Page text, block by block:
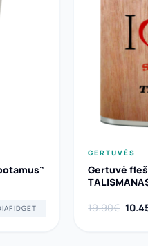
GERTUVĖS
Gertuvė
19.90€